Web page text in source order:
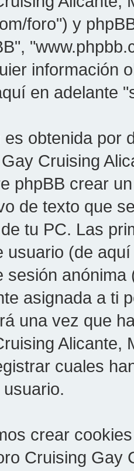
foro") y
información
en adelante
obtenida por
Cruising
phpBB crear
de texto que
tu PC. Las
usuario (de
sesión
asignada a ti
una vez que
Alicante,
cuales
crear
Cruising Gay